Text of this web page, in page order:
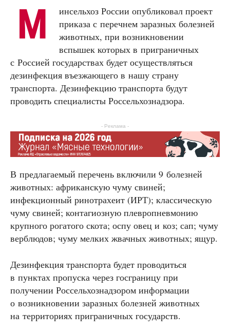
М
инсельхоз России опубликовал проект
приказа с перечнем заразных болезней
животных, при возникновении
вспышек которых в приграничных
с Россией государствах будет осуществляться
дезинфекция въезжающего в нашу страну
транспорта. Дезинфекцию транспорта будут
проводить специалисты Россельхознадзора.
- Реклама -
В предлагаемый перечень включили 9 болезней
животных: африканскую чуму свиней;
инфекционный ринотрахеит (ИРТ); классическую
чуму свиней; контагиозную плевропневмонию
крупного рогатого скота; оспу овец и коз; сап; чуму
верблюдов; чуму мелких жвачных животных; ящур.
Дезинфекция транспорта будет проводиться
в пунктах пропуска через госграницу при
получении Россельхознадзором информации
о возникновении заразных болезней животных
на территориях приграничных государств.